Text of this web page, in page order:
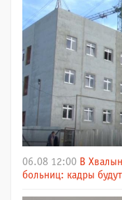
06.08 12:00 В
больниц: кадры